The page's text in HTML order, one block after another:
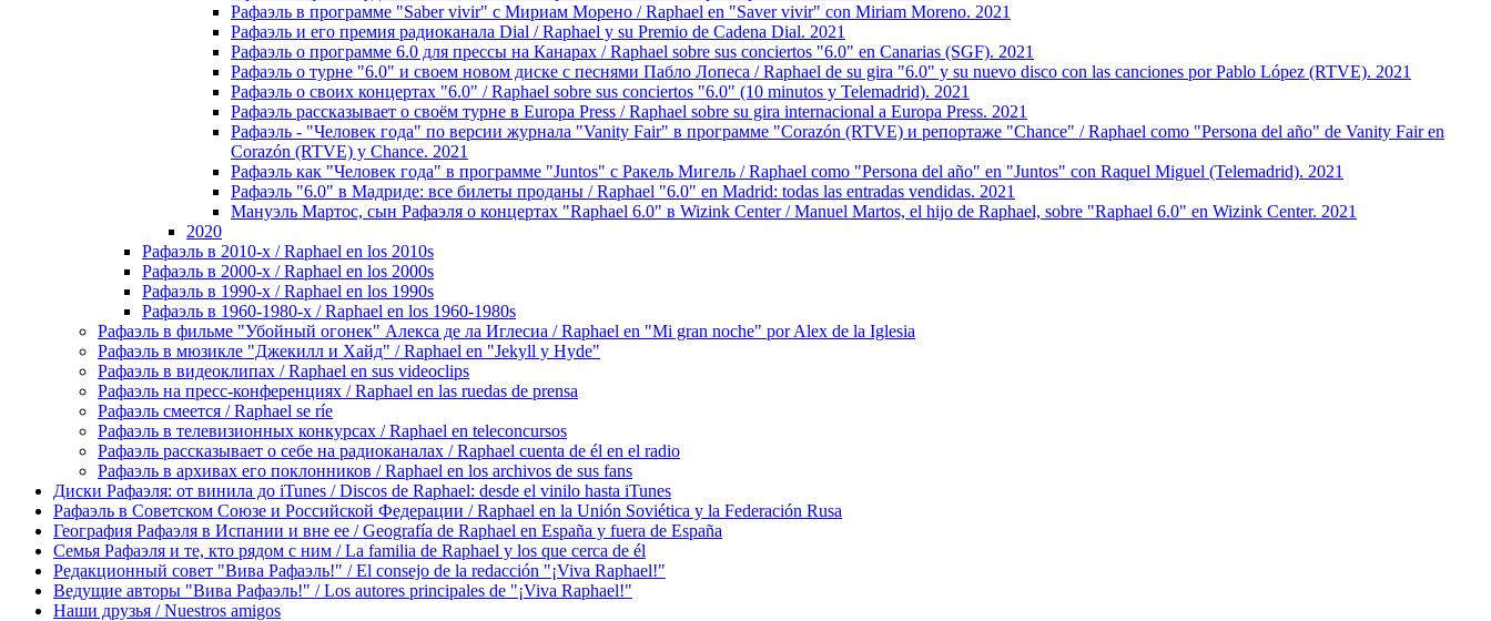
Рафаэль в программе "Saber vivir" с Мириам Морено / Raphael en "Saver vivir" con Miriam Moreno. 2021
Рафаэль и его премия радиоканала Dial / Raphael y su Premio de Cadena Dial. 2021
Рафаэль о программе 6.0 для прессы на Канарах / Raphael sobre sus conciertos "6.0" en Canarias (SGF). 2021
Рафаэль о турне "6.0" и своем новом диске с песнями Пабло Лопеса / Raphael de su gira "6.0" y su nuevo disco con las canciones por Pablo López (RTVE). 2021
Рафаэль о своих концертах "6.0" / Raphael sobre sus conciertos "6.0" (10 minutos y Telemadrid). 2021
Рафаэль рассказывает о своём турне в Europa Press / Raphael sobre su gira internacional a Europa Press. 2021
Рафаэль - "Человек года" по версии журнала "Vanity Fair" в программе "Corazón (RTVE) и репортаже "Chance" / Raphael сomo "Persona del año" de Vanity Fair en
Corazón (RTVE) y Chance. 2021
Рафаэль как "Человек года" в программе "Juntos" с Ракель Мигель / Raphael como "Persona del año" en "Juntos" con Raquel Miguel (Telemadrid). 2021
Рафаэль "6.0" в Мадриде: все билеты проданы / Raphael "6.0" en Madrid: todas las entradas vendidas. 2021
Мануэль Мартос, сын Рафаэля о концертах "Raphael 6.0" в Wizink Center / Manuel Martos, el hijo de Raphael, sobre "Raphael 6.0" en Wizink Center. 2021
2020
Рафаэль в 2010-х / Raphael en los 2010s
Рафаэль в 2000-х / Raphael en los 2000s
Рафаэль в 1990-х / Raphael en los 1990s
Рафаэль в 1960-1980-х / Raphael en los 1960-1980s
Рафаэль в фильме "Убойный огонек" Алекса де ла Иглесиа / Raphael en "Mi gran noche" por Alex de la Iglesia
Рафаэль в мюзикле "Джекилл и Хайд" / Raphael en "Jekyll y Hyde"
Рафаэль в видеоклипах / Raphael en sus videoclips
Рафаэль на пресс-конференциях / Raphael en las ruedas de prensa
Рафаэль смеется / Raphael se ríe
Рафаэль в телевизионных конкурсах / Raphael en teleconcursos
Рафаэль рассказывает о себе на радиоканалах / Raphael cuenta de él en el radio
Рафаэль в архивах его поклонников / Raphael en los archivos de sus fans
Диски Рафаэля: от винила до iTunes / Discos de Raphael: desde el vinilo hasta iTunes
Рафаэль в Советском Союзе и Российской Федерации / Raphael en la Unión Soviética y la Federación Rusa
География Рафаэля в Испании и вне ее / Geografía de Raphael en España y fuera de España
Семья Рафаэля и те, кто рядом с ним / La familia de Raphael y los que cerca de él
Редакционный совет "Вива Рафаэль!" / El consejo de la redacción "¡Viva Raphael!"
Ведущие авторы "Вива Рафаэль!" / Los autores principales de "¡Viva Raphael!"
Наши друзья / Nuestros amigos